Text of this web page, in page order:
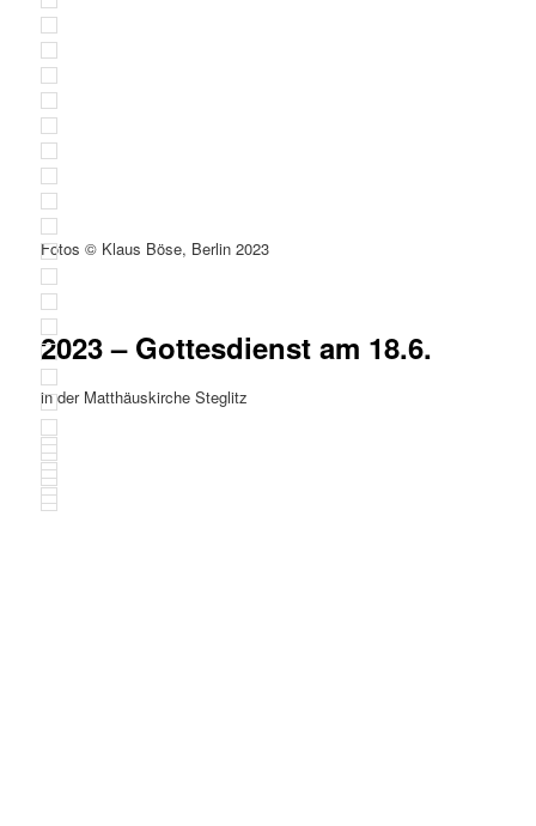
Fotos © Klaus Böse, Berlin 2023
2023 – Gottesdienst am 18.6.
in der Matthäuskirche Steglitz